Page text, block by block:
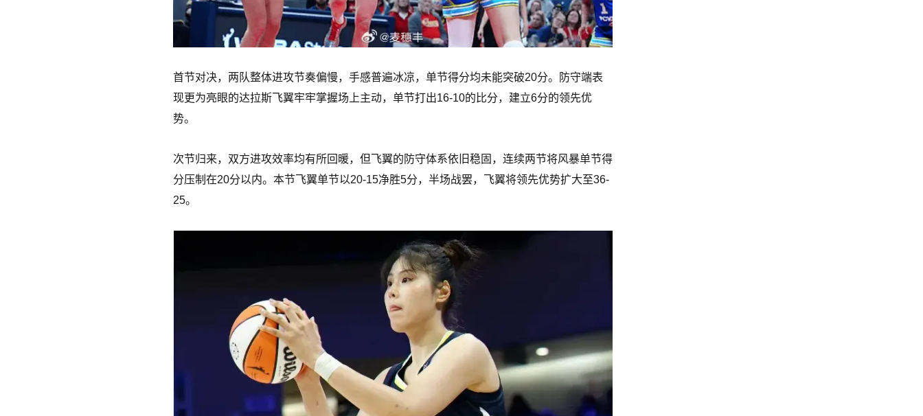
首节对决，两队整体进攻节奏偏慢，手感普遍冰凉，单节得分均未能突破20分。防守端表
现更为亮眼的达拉斯飞翼牢牢掌握场上主动，单节打出16-10的比分，建立6分的领先优
势。
次节归来，双方进攻效率均有所回暖，但飞翼的防守体系依旧稳固，连续两节将风暴单节得
分压制在20分以内。本节飞翼单节以20-15净胜5分，半场战罢，飞翼将领先优势扩大至36-
25。